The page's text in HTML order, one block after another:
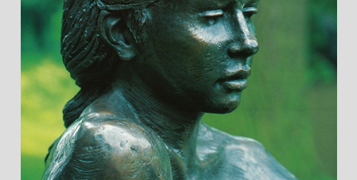
Buch "Irénée Duriez" mit Vorwort von Fernand
Bonneure (210 Seiten).